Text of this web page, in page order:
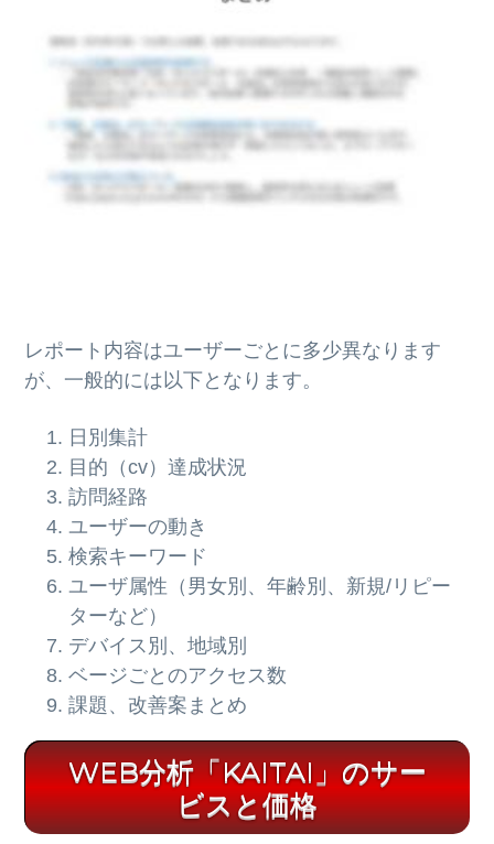
レポート内容はユーザーごとに多少異なります
が、一般的には以下となります。
日別集計
目的（cv）達成状況
訪問経路
ユーザーの動き
検索キーワード
ユーザ属性（男女別、年齢別、新規/リピー
ターなど）
デバイス別、地域別
ベージごとのアクセス数
課題、改善案まとめ
WEB分析「KAITAI」のサー
ビスと価格